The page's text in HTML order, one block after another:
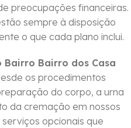
preocupações financeiras.
sempre à disposição
o que cada plano inclui.
Bairro dos Casa
os procedimentos
do corpo, a urna
da cremação em nossos
opcionais que